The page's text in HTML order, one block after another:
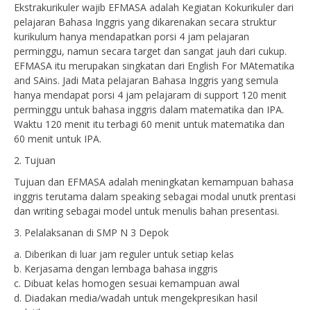
Ekstrakurikuler wajib EFMASA adalah Kegiatan Kokurikuler dari
pelajaran Bahasa Inggris yang dikarenakan secara struktur
kurikulum hanya mendapatkan porsi 4 jam pelajaran
perminggu, namun secara target dan sangat jauh dari cukup.
EFMASA itu merupakan singkatan dari English For MAtematika
and SAins. Jadi Mata pelajaran Bahasa Inggris yang semula
hanya mendapat porsi 4 jam pelajaram di support 120 menit
perminggu untuk bahasa inggris dalam matematika dan IPA.
Waktu 120 menit itu terbagi 60 menit untuk matematika dan
60 menit untuk IPA.
2. Tujuan
Tujuan dan EFMASA adalah meningkatan kemampuan bahasa
inggris terutama dalam speaking sebagai modal unutk prentasi
dan writing sebagai model untuk menulis bahan presentasi.
3. Pelalaksanan di SMP N 3 Depok
a. Diberikan di luar jam reguler untuk setiap kelas
b. Kerjasama dengan lembaga bahasa inggris
c. Dibuat kelas homogen sesuai kemampuan awal
d. Diadakan media/wadah untuk mengekpresikan hasil